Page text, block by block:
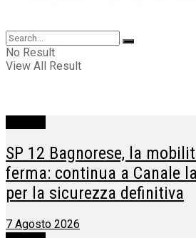
No Result
View All Result
SP 12 Bagnorese, la
ferma: continua a Canale
per la sicurezza definitiva
7 Agosto 2026